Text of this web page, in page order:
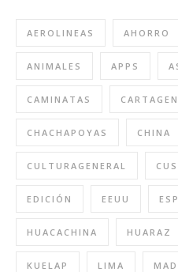
AEROLINEAS AHORRO
ANIMALES APPS
CAMINATAS
CHACHAPOYAS CHINA
CULTURAGENERAL
EDICIÓN EEUU
HUACACHINA HUARAZ
KUELAP LIMA